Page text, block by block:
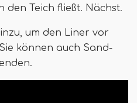
den Teich fließt. Nächst.
um den Liner vor
können auch Sand-